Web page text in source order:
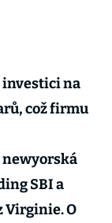
investici na
což firmu
SBI a
Virginie. O